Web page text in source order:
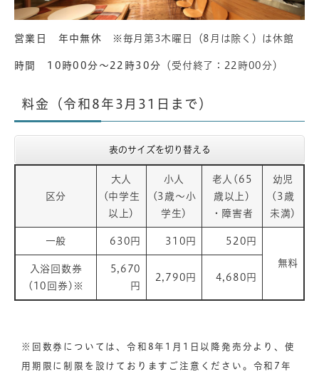
営業日 年中無休 ※毎月第3木曜日（8月は除く）は休館
時間 10時00分～22時30分 （受付終了：22時00分）
料金（令和8年3月31日まで）
表のサイズを切り替える
区分
大人
(中学生
以上)
小人
(3歳～小
学生)
老人(65
歳以上)
・障害者
幼児
(3歳
未満)
一般 630円 310円 520円
無料
入浴回数券
(10回券)※
5,670
円
2,790円 4,680円
※回数券については、令和8年1月1日以降発売分より、使
用期限に制限を設けておりますご注意ください。令和7年